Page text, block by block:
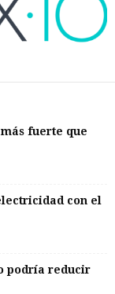
fuerte que
con el
podría reducir